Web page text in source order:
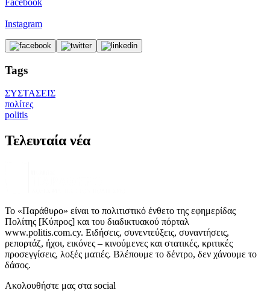
Facebook
Instagram
Tags
ΣΥΣΤΑΣΕΙΣ
πολίτες
politis
Τελευταία νέα
Το «Παράθυρο» είναι το πολιτιστικό ένθετο της εφημερίδας
Πολίτης [Κύπρος] και του διαδικτυακού πόρταλ
www.politis.com.cy. Ειδήσεις, συνεντεύξεις, συναντήσεις,
ρεπορτάζ, ήχοι, εικόνες – κινούμενες και στατικές, κριτικές
προσεγγίσεις, λοξές ματιές. Βλέπουμε το δέντρο, δεν χάνουμε το
δάσος.
Ακολουθήστε μας στα social